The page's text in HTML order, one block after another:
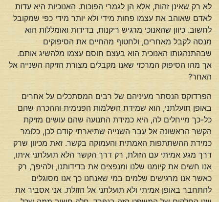
לא רק שאינן זהות, אלא הן לגמרי הפוכות. האנוכיות היא עדות
לאדם שאוהב את עצמו פחות מידי ולא יותר מידי כפי שמקובל
לחשוב. כיוון שהאנוכי מרגיש ריקנות, בדידות ואומללות הוא
מנסה לקבל מאחרים, ולחטוף מהחיים את הסיפוקים
שבהתנהגותו האנוכית הוא בעצם חוסם עצמו מלהשיג אותם.
אך מהו הסיפוק המרכזי שאנו מקבלים מצורת הזיקה השנייה אל
האחר?
הפרדוקס הנסתר מעיניהם של רבים המסתכלים על אחרים
באופן תועלתני, הוא שמידת השלמות הפנימית וההכרה שהם
כל-כך מייחלים לה, היא כמידת התנועה שהם עושים מזיקת
הקשר הראשונה אל עבר השנייה שתיארתי קודם לכן, כלומר
כמידת ההשתתפות האמתית והעמוקה בקשר. זאת מכיוון שרק
דרך מגע אמיתי עם הזולת, רק דרך הקשר הלא תועלתני איתו,
אנו חשים את קיומנו שלנו ומנפצים את בדידותנו, ולהיפך, רק
כאשר אנו מרגישים שלמים במי שאנחנו כך אנו מסוגלים
להתחבר באופן אמיתי ולא תועלתני אל הזולת. אני אסביר את